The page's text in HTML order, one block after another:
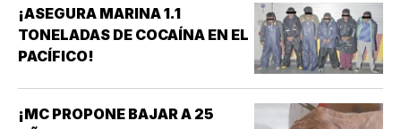
¡ASEGURA MARINA 1.1
TONELADAS DE COCAÍNA EN EL
PACÍFICO!
¡MC PROPONE BAJAR A 25